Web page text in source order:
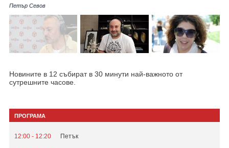
Петър Севов
Новините в 12 събират в 30 минути най-важното от
сутрешните часове.
ПРОГРАМА
12:00 - 12:20 Петък